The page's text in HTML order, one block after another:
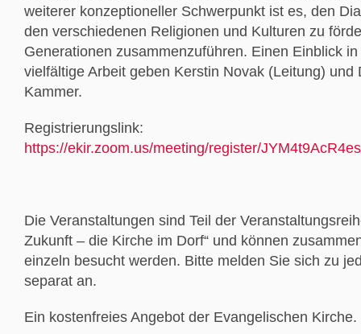
weiterer konzeptioneller Schwerpunkt ist es, den
den verschiedenen Religionen und Kulturen zu
Generationen zusammenzuführen. Einen Einblick
vielfältige Arbeit geben Kerstin Novak (Leitung) und
Kammer.
Registrierungslink:
https://ekir.zoom.us/meeting/register/
Die Veranstaltungen sind Teil der
Zukunft – die Kirche im Dorf“ und können
einzeln besucht werden. Bitte melden Sie sich zu
separat an.
Ein kostenfreies Angebot der Evangelischen Kirche.